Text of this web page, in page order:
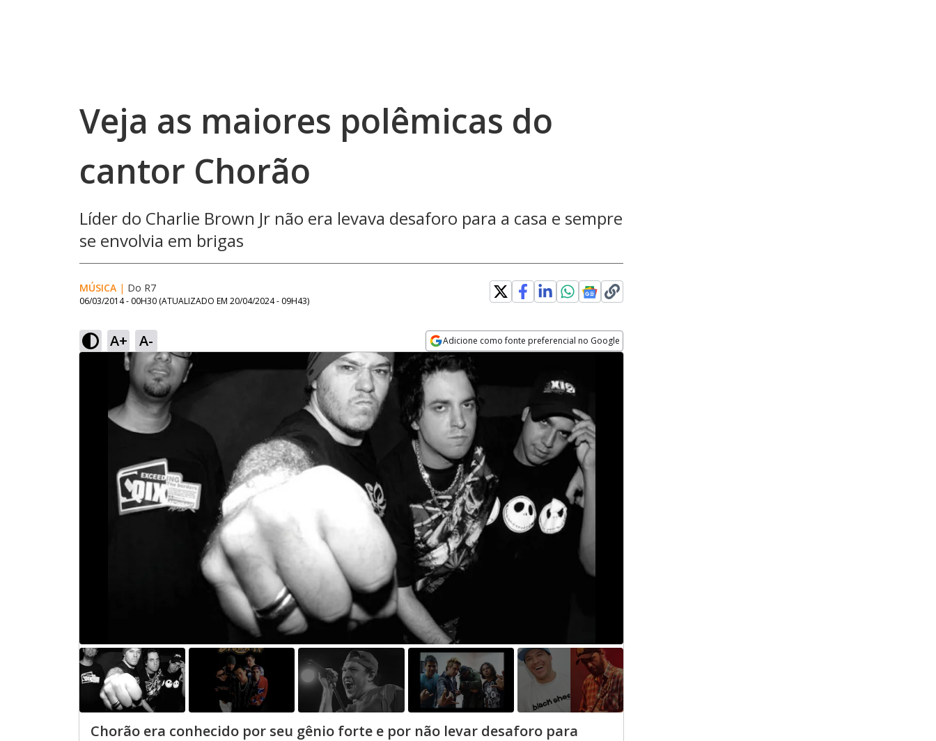
Veja as maiores polêmicas do
cantor Chorão
Líder do Charlie Brown Jr não era levava desaforo para a casa e sempre
se envolvia em brigas
MÚSICA | Do R7
06/03/2014 - 00H30 (ATUALIZADO EM 20/04/2024 - 09H43)
A+ A- Adicione como fonte preferencial no Google
Opens in new window
Chorão era conhecido por seu gênio forte e por não levar desaforo para